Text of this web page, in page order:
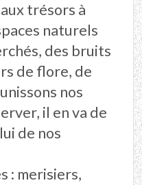
trésors à
naturels
des bruits
de flore, de
nos
il en va de
de nos
: merisiers,